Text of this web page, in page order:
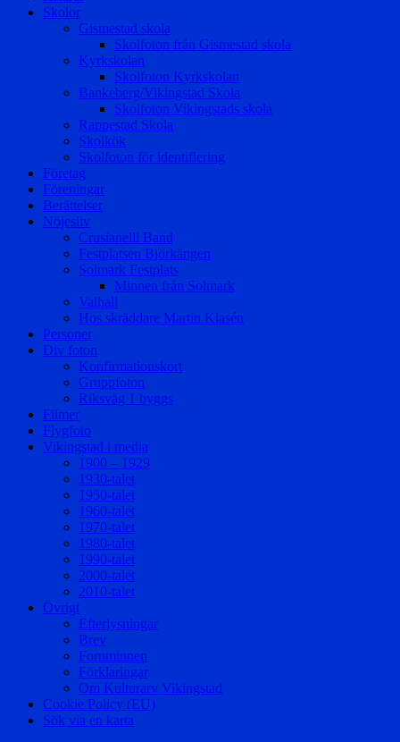
Skolor
Gismestad skola
Skolfoton från Gismestad skola
Kyrkskolan
Skolfoton Kyrkskolan
Bankeberg/Vikingstad Skola
Skolfoton Vikingstads skola
Rappestad Skola
Skolkök
Skolfoton för identifiering
Företag
Föreningar
Berättelser
Nöjesliv
Crusianelli Band
Festplatsen Björkängen
Solmark Festplats
Minnen från Solmark
Valhall
Hos skräddare Martin Klasén
Personer
Div foton
Konfirmationskort
Gruppfoton
Riksväg 1 byggs
Filmer
Flygfoto
Vikingstad i media
1900 – 1929
1930-talet
1950-talet
1960-talet
1970-talet
1980-talet
1990-talet
2000-talet
2010-talet
Övrigt
Efterlysningar
Brev
Fornminnen
Förklaringar
Om Kulturarv Vikingstad
Cookie Policy (EU)
Sök via en karta